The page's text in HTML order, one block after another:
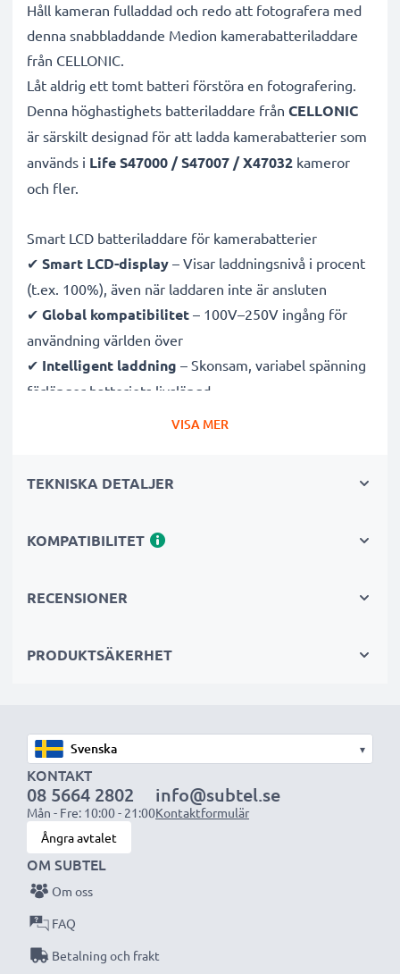
Håll kameran fulladdad och redo att fotografera med
denna snabbladdande Medion kamerabatteriladdare
från CELLONIC.
Låt aldrig ett tomt batteri förstöra en fotografering.
Denna höghastighets batteriladdare från CELLONIC
är särskilt designad för att ladda kamerabatterier som
används i Life S47000 / S47007 / X47032 kameror
och fler.
Smart LCD batteriladdare för kamerabatterier
✔ Smart LCD-display – Visar laddningsnivå i procent
(t.ex. 100%), även när laddaren inte är ansluten
✔ Global kompatibilitet – 100V–250V ingång för
användning världen över
✔ Intelligent laddning – Skonsam, variabel spänning
förlänger batteriets livslängd
Certifierad säkerhet– CE- och RoHS-godkänd med
✔Kompakt & lätt – Perfekt storlek för kameraväskan
laddningskabel och strömadapter
Snabba laddningstider
OBS:För bästa prestanda och livslängd, ladda
batterierna fullt innan första användning.
Missa aldrig ett ögonblick med denna smarta,
kompakta LCD-batteriladdare från CELLONIC.
Beställ nu med snabb leverans och 3 års garanti!
VISA MER
TEKNISKA DETALJER
KOMPATIBILITET
RECENSIONER
PRODUKTSÄKERHET
▾
KONTAKT
08 5664 2802
Mån - Fre: 10:00 - 21:00
info@subtel.se
Kontaktformulär
Ångra avtalet
OM SUBTEL
Om oss
FAQ
Betalning och frakt